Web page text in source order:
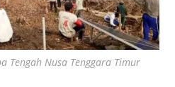
Tengah Nusa Tenggara Timur